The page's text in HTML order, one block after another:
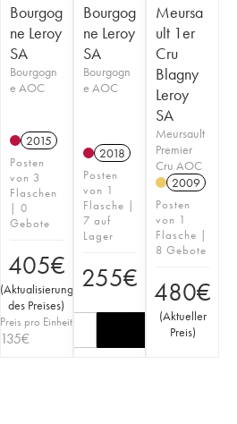
Bourgog
ne Leroy
SA
Bourgogn
e AOC
2015
Posten
von 3
Flaschen
| 0
Gebote
405€
(Aktualisierung
des Preises)
Preis pro Einheit
135€
Bourgog
ne Leroy
SA
Bourgogn
e AOC
2018
Posten
von 1
Flasche |
7 auf
Lager
255€
Meursa
ult 1er
Cru
Blagny
Leroy
SA
Meursault
Premier
Cru AOC
2009
Posten
von 1
Flasche |
8 Gebote
480€
(Aktueller
Preis)